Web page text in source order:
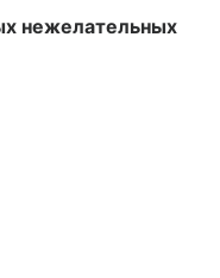
нежелательных